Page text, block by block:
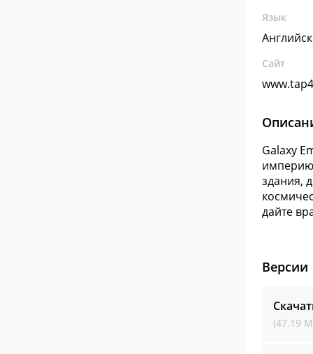
Язык
Сайт
Galaxy
империю
здания,
дайте
Версии
(47.19